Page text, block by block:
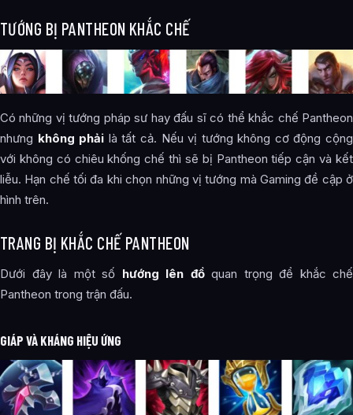
TƯỚNG BỊ PANTHEON KHẮC CHẾ
Có những vị tướng pháp sư hay đấu sĩ có thể khắc chế Pantheon
nhưng không phải là tất cả. Nếu vị tướng không cơ động cộng
với không có chiêu khống chế thì sẽ bị Pantheon tiếp cận và kết
liễu. Hạn chế tối đa khi chọn những vị tướng mà Gaming đề cập ở
hình trên.
TRANG BỊ KHẮC CHẾ PANTHEON
Dưới đây là một số hướng lên đồquan trọng để khắc chế
Pantheon trong trận đấu.
GIÁP VÀ KHÁNG HIỆU ỨNG